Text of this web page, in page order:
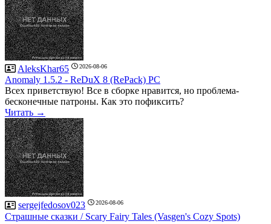
AleksKhar65 2026-08-06
Anomaly 1.5.2 - ReDuX 8 (RePack) PC
Всех приветствую! Все в сборке нравится, но проблема-
бесконечные патроны. Как это пофиксить?
Читать →
sergejfedosov023 2026-08-06
Страшные сказки / Scary Fairy Tales (Vasgen's Cozy Spots)